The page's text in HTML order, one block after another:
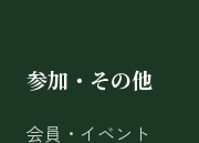
参加・その他
会員・イベント